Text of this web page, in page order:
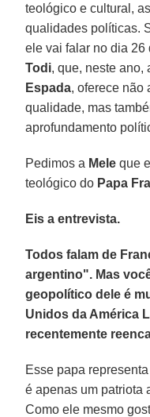
teológico e cultural,
qualidades políticas.
ele vai falar no dia 26
Todi, que, neste
Espada, oferece não
qualidade, mas
aprofundamento
Pedimos a Mele que
teológico do Papa
Eis a entrevista.
Todos falam de
argentino". Mas
geopolítico dele é
Unidos da América
recentemente
Esse papa
é apenas um patriota
Como ele mesmo